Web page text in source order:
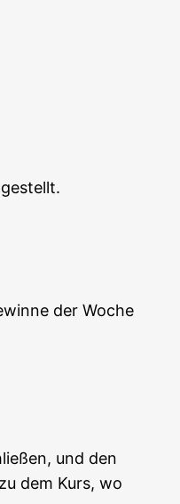
der Woche
und den
dem Kurs, wo